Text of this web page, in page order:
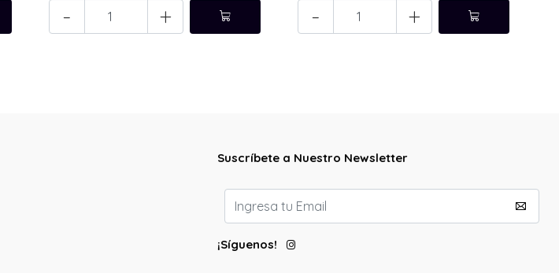
- + - +
Suscríbete a Nuestro Newsletter
¡Síguenos!